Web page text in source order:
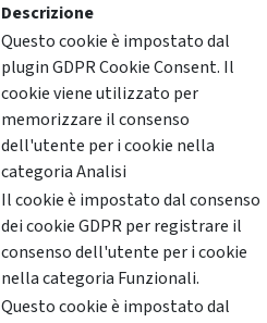
Descrizione
Questo cookie è impostato dal
plugin GDPR Cookie Consent. Il
cookie viene utilizzato per
memorizzare il consenso
dell'utente per i cookie nella
categoria Analisi
Il cookie è impostato dal consenso
dei cookie GDPR per registrare il
consenso dell'utente per i cookie
nella categoria Funzionali.
Questo cookie è impostato dal